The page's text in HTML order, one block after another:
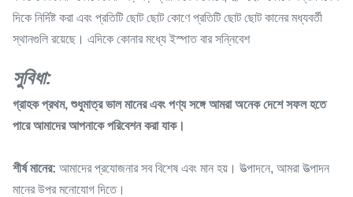
দিকে নির্দিষ্ট করা এবং প্রতিটি ছোট ছোট কোণে প্রতিটি ছোট ছোট কানের মধ্যবর্তী
স্থানগুলি রয়েছে। এদিকে কোনার মধ্যে ইস্পাত বার সন্নিবেশ
সুবিধা:
গ্রাহক প্রথম, শুধুমাত্র ভাল মানের এবং পণ্য সঙ্গে আমরা অনেক দেশে সফল হতে
পারে আমাদের আপনাকে পরিবেশন করা যাক।
শীর্ষ মানের: আমাদের প্রযোজনার সব বিশেষ এবং মান হয়। উত্পাদনে, আমরা উত্পাদন
মানের উপর মনোযোগ দিতে।